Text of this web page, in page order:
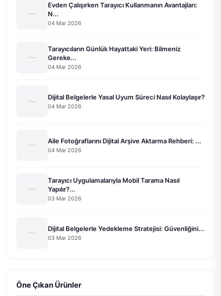
Evden Çalışırken Tarayıcı Kullanmanın Avantajları:
N...
04 Mar 2026
Tarayıcıların Günlük Hayattaki Yeri: Bilmeniz
Gereke...
04 Mar 2026
Dijital Belgelerle Yasal Uyum Süreci Nasıl Kolaylaşır?
04 Mar 2026
Aile Fotoğraflarını Dijital Arşive Aktarma Rehberi: ...
04 Mar 2026
Tarayıcı Uygulamalarıyla Mobil Tarama Nasıl
Yapılır?...
03 Mar 2026
Dijital Belgelerle Yedekleme Stratejisi: Güvenliğini...
03 Mar 2026
Öne Çıkan Ürünler